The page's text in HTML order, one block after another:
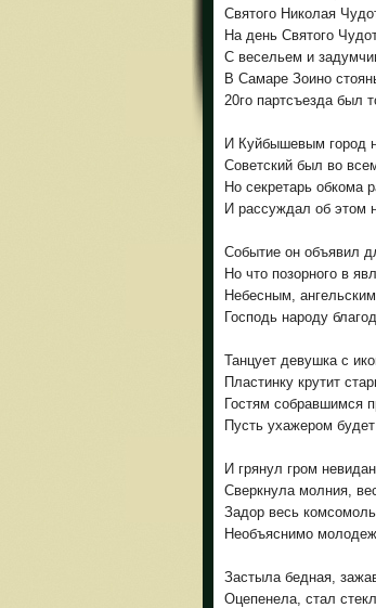
Святого Николая
На день Святого
С весельем и
В Самаре Зоино
20го партсъезда был
И Куйбышевым город
Советский был во
Но секретарь обкома
И рассуждал об этом
Событие он объявил
Но что позорного в
Небесным,
Господь народу
Танцует девушка с
Пластинку крутит
Гостям собравшимся
Пусть ухажером
И грянул гром
Сверкнула молния,
Задор весь
Необъяснимо
Застыла бедная,
Оцепенела, стал